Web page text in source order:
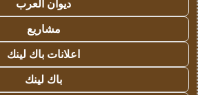
ديوان العرب
مشاريع
اعلانات باك لينك
باك لينك